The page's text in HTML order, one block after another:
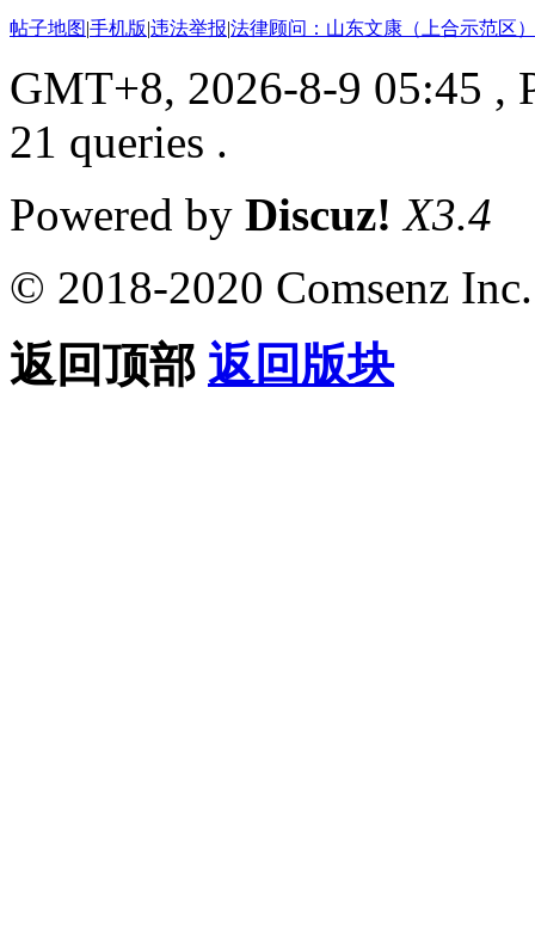
帖子地图|手机版|违法举报|法律顾问：山东文康（上合示范区
GMT+8, 2026-8-9 05:45 ,
21 queries .
Powered by Discuz! X3.4
© 2018-2020 Comsenz Inc.
返回顶部 返回版块